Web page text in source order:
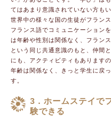
てはあまり意識されていない方も
世界中の様々な国の生徒がフラン
フランス語でコミュニケーション
は年齢や性別は関係なく、フラン
という同じ共通意識のもと、仲間
にも、アクティビティもあります
年齢は関係なく、きっと学生に戻
す。
3．ホームステイで
験できる